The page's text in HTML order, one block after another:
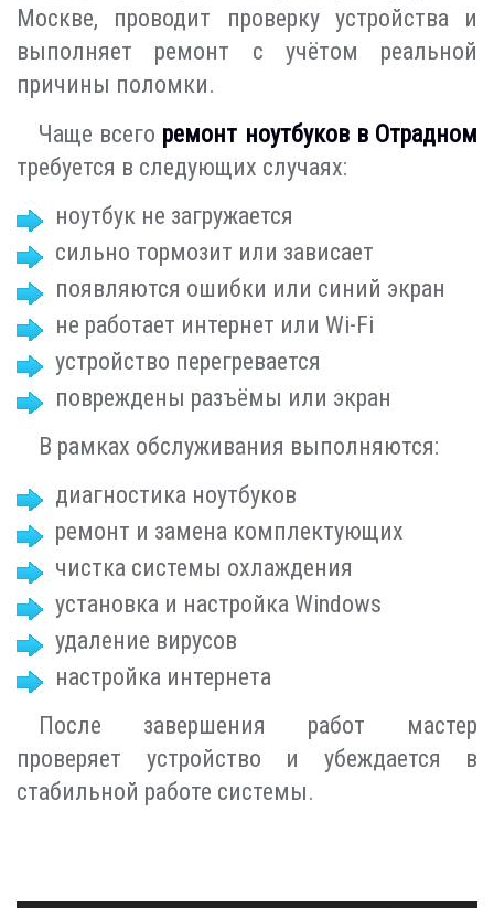
Москве, проводит проверку устройства и
выполняет ремонт с учётом реальной
причины поломки.
Чаще всего ремонт ноутбуков в Отрадном
требуется в следующих случаях:
ноутбук не загружается
сильно тормозит или зависает
появляются ошибки или синий экран
не работает интернет или Wi-Fi
устройство перегревается
повреждены разъёмы или экран
В рамках обслуживания выполняются:
диагностика ноутбуков
ремонт и замена комплектующих
чистка системы охлаждения
установка и настройка Windows
удаление вирусов
настройка интернета
После завершения работ мастер
проверяет устройство и убеждается в
стабильной работе системы.